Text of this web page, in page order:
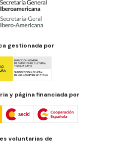
gestionada por
y página financiada por
voluntarias de